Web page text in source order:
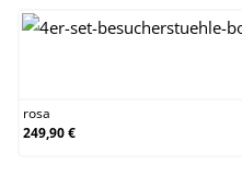
rosa
249,90 €